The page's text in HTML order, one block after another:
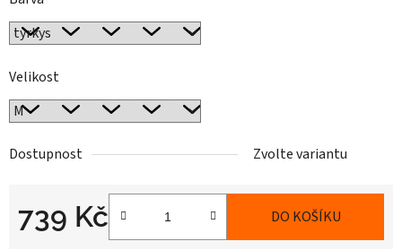
Velikost
Dostupnost Zvolte variantu
739 Kč DO KOŠÍKU